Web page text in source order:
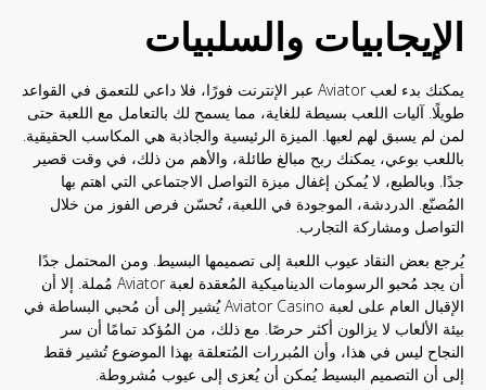
الإيجابيات والسلبيات
يمكنك بدء لعب Aviator عبر الإنترنت فورًا، فلا داعي للتعمق في القواعد
طويلًا. آليات اللعب بسيطة للغاية، مما يسمح لك بالتعامل مع اللعبة حتى
لمن لم يسبق لهم لعبها. الميزة الرئيسية والجاذبة هي المكاسب الحقيقية.
باللعب بوعي، يمكنك ربح مبالغ طائلة، والأهم من ذلك، في وقت قصير
جدًا. وبالطبع، لا يُمكن إغفال ميزة التواصل الاجتماعي التي اهتم بها
المُصنّع. الدردشة، الموجودة في اللعبة، تُحسّن فرص الفوز من خلال
التواصل ومشاركة التجارب.
يُرجع بعض النقاد عيوب اللعبة إلى تصميمها البسيط. ومن المحتمل جدًا
أن يجد مُحبو الرسومات الديناميكية المُعقدة لعبة Aviator مُملة. إلا أن
الإقبال العام على لعبة Aviator Casino يُشير إلى أن مُحبي البساطة في
بيئة الألعاب لا يزالون أكثر حرصًا. مع ذلك، من المُؤكد تمامًا أن سر
النجاح ليس في هذا، وأن المُبررات المُتعلقة بهذا الموضوع تُشير فقط
إلى أن التصميم البسيط يُمكن أن يُعزى إلى عيوب مُشروطة.